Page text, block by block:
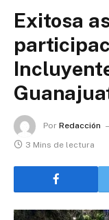
Exitosa
Por Redacción
3 Mins de lectura